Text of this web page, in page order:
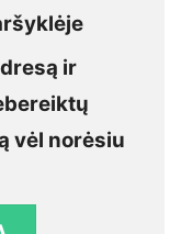
ir
vėl norėsiu